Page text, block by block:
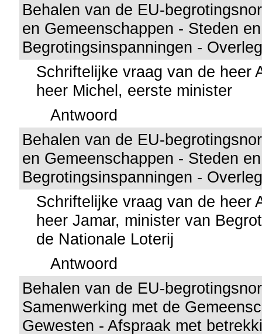
Behalen van de EU-
en Gemeenschappen - Steden
Begrotingsinspanningen -
Schriftelijke vraag van de heer
heer Michel, eerste minister
Antwoord
Behalen van de EU-
en Gemeenschappen - Steden
Begrotingsinspanningen -
Schriftelijke vraag van de heer
heer Jamar, minister van
de Nationale Loterij
Antwoord
Behalen van de EU-
Samenwerking met de
Gewesten - Afspraak met